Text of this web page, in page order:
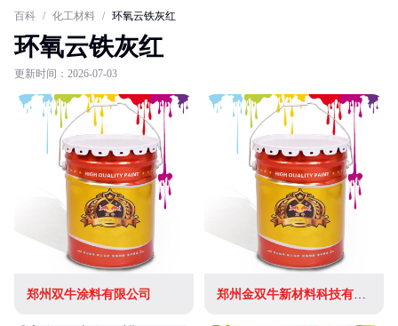
百科 / 化工材料 / 环氧云铁灰红
环氧云铁灰红
更新时间：2026-07-03
郑州双牛涂料有限公司 郑州金双牛新材料科技有限公司